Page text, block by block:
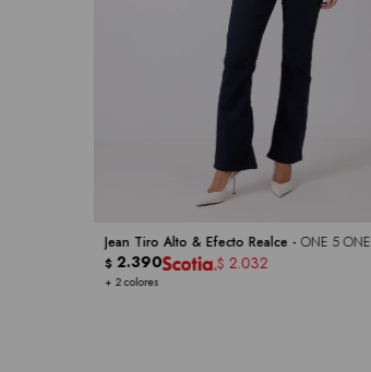
Jean Tiro Alto & Efecto Realce -ONE 5 ONE
+ 2 colores
$ 2.390 $ 2.032